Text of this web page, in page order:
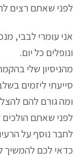
לפני שאתם רצים
אני עומרי לבבי,
ונופלים כל יום.
מהניסיון שלי
סייעתי ליזמים
ומה גורם להם
לפני שאתם
לחבר נוסף על
כדאי לכם להמשיך